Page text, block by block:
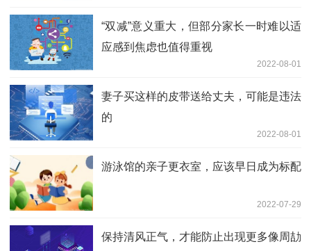
“双减”意义重大，但部分家长一时难以适
应感到焦虑也值得重视
2022-08-01
妻子买这样的皮带送给丈夫，可能是违法
的
2022-08-01
游泳馆的亲子更衣室，应该早日成为标配
2022-07-29
保持清风正气，才能防止出现更多像周劼